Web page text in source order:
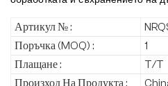
Артикул № :
Поръчка (MOQ) :
1
Плащане :
T/T